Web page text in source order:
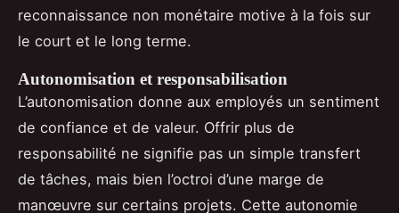
reconnaissance non monétaire motive à la fois sur
le court et le long terme.
Autonomisation et responsabilisation
L’autonomisation donne aux employés un sentiment
de confiance et de valeur. Offrir plus de
responsabilité ne signifie pas un simple transfert
de tâches, mais bien l’octroi d’une marge de
manœuvre sur certains projets. Cette autonomie